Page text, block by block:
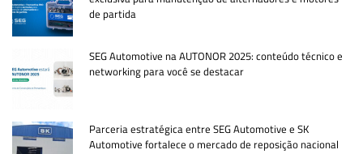
de partida
SEG Automotive na AUTONOR 2025: conteúdo técnico e
networking para você se destacar
Parceria estratégica entre SEG Automotive e SK
Automotive fortalece o mercado de reposição nacional